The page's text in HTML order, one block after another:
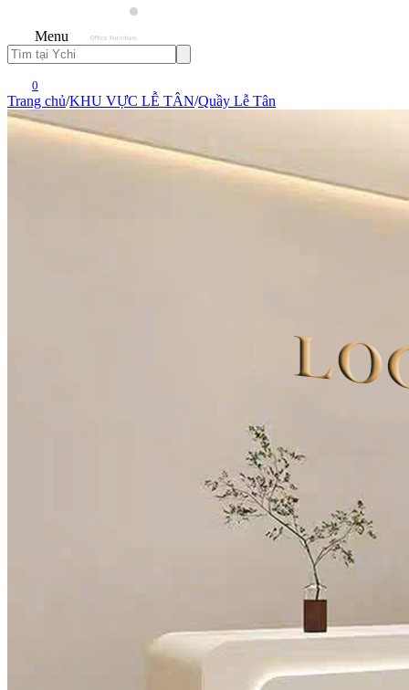
Menu
0
Trang chủ/KHU VỰC LỄ TÂN/Quầy Lễ Tân